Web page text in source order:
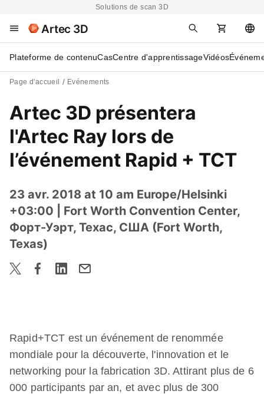
Solutions de scan 3D
Artec 3D
Plateforme de contenuCasCentre d'apprentissageVidéos
Page d'accueil Evénements
Artec 3D présentera
l'Artec Ray lors de
l’événement Rapid + TCT
23 avr. 2018 at 10 am Europe/Helsinki
+03:00
| Fort Worth Convention Center,
Форт-Уэрт, Техас, США (Fort Worth,
Texas)
Rapid+TCT est un événement de renommée
mondiale pour la découverte, l'innovation et le
networking pour la fabrication 3D. Attirant plus de 6
000 participants par an, et avec plus de 300